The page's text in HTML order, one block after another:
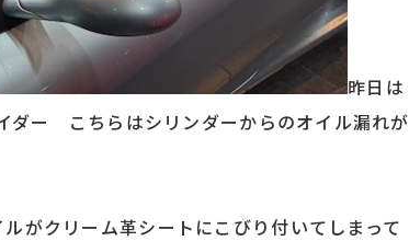
昨日は
ー こちらはシリンダーからのオイル漏れが
がクリーム革シートにこびり付いてしまって